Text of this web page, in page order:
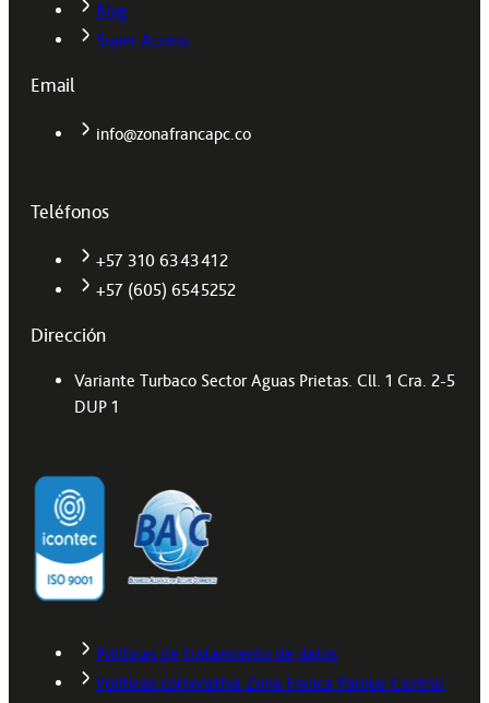
Blog
Super Access
Email
info@zonafrancapc.co
Teléfonos
+57 310 6343412
+57 (605) 6545252
Dirección
Variante Turbaco Sector Aguas Prietas. Cll. 1 Cra. 2-5
DUP 1
Políticas de tratamiento de datos
Políticas corporativa Zona Franca Parque Central